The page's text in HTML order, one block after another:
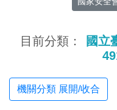
目前分類： 國立
機關分類 展開/收合